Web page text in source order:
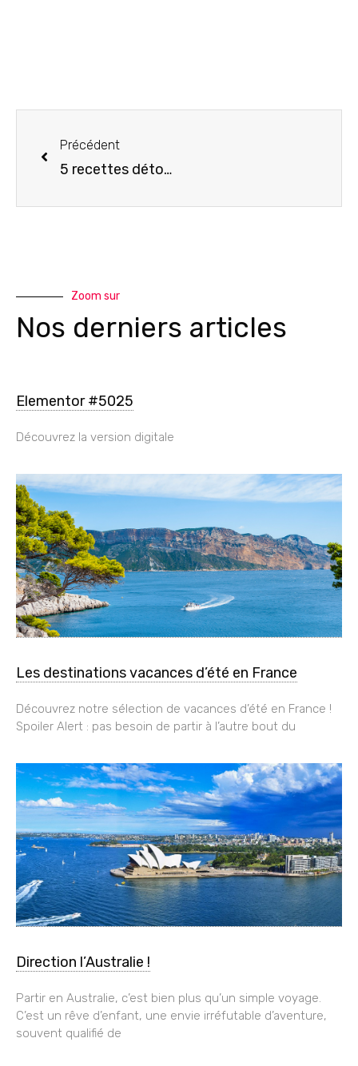
Précédent
5 recettes détox post fêtes
Zoom sur
Nos derniers articles
Elementor #5025
Découvrez la version digitale
Les destinations vacances d’été en France
Découvrez notre sélection de vacances d’été en France !
Spoiler Alert : pas besoin de partir à l’autre bout du
Direction l’Australie !
Partir en Australie, c’est bien plus qu’un simple voyage.
C’est un rêve d’enfant, une envie irréfutable d’aventure,
souvent qualifié de